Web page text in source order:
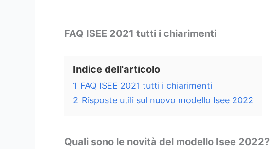
FAQ ISEE 2021 tutti i chiarimenti
Indice dell'articolo
1 FAQ ISEE 2021 tutti i chiarimenti
2 Risposte utili sul nuovo modello Isee 2022
Quali sono le novità del modello Isee 2022?